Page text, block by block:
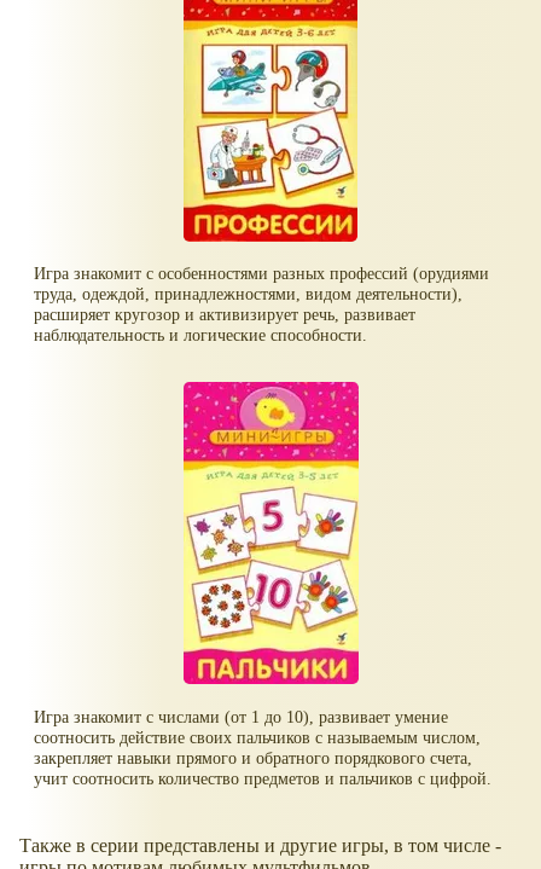
Игра знакомит с особенностями разных профессий (орудиями
труда, одеждой, принадлежностями, видом деятельности),
расширяет кругозор и активизирует речь, развивает
наблюдательность и логические способности.
Игра знакомит с числами (от 1 до 10), развивает умение
соотносить действие своих пальчиков с называемым числом,
закрепляет навыки прямого и обратного порядкового счета,
учит соотносить количество предметов и пальчиков с цифрой.
Также в серии представлены и другие игры, в том числе -